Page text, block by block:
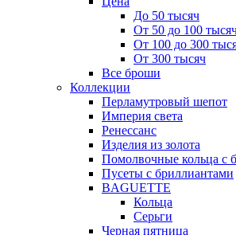
До 50 тысяч
От 50 до 100
От 100 до 300
От 300 тысяч
Все броши
Коллекции
Перламутровый шепот
Империя света
Ренессанс
Изделия из золота
Помолвочные кольца с
Пусеты с бриллиантами
BAGUETTE
Кольца
Серьги
Черная пятница